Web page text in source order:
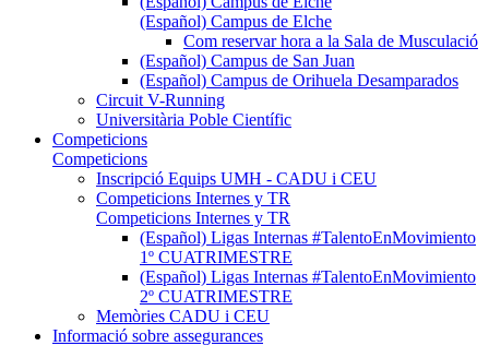
(Español) Campus de Elche
Com reservar hora a la Sala de Musculació
(Español) Campus de San Juan
(Español) Campus de Orihuela Desamparados
Circuit V-Running
Universitària Poble Científic
Competicions
Competicions
Inscripció Equips UMH - CADU i CEU
Competicions Internes y TR
Competicions Internes y TR
(Español) Ligas Internas #TalentoEnMovimiento
1º CUATRIMESTRE
(Español) Ligas Internas #TalentoEnMovimiento
2º CUATRIMESTRE
Memòries CADU i CEU
Informació sobre assegurances